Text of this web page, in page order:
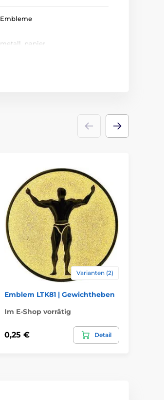
Embleme
metall papier
Varianten (2)
Emblem LTK81 | Gewichtheben
Im E-Shop vorrätig
0,25 € Detail